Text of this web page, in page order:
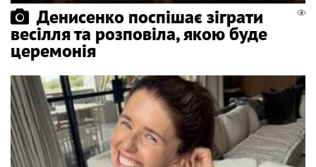
Денисенко поспішає зіграти
весілля та розповіла, якою буде
церемонія